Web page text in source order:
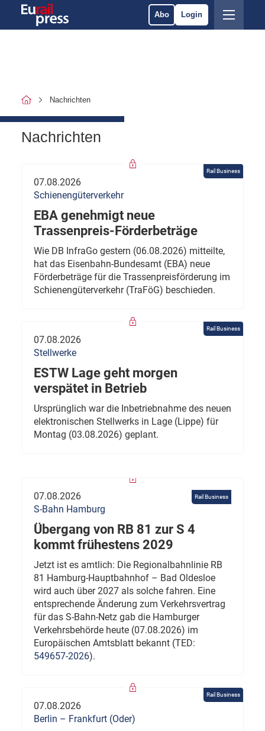
Abo Login
Nachrichten
Nachrichten
Rail Business
07.08.2026
Schienengüterverkehr
EBA genehmigt neue
Trassenpreis-Förderbeträge
Wie DB InfraGo gestern (06.08.2026) mitteilte,
hat das Eisenbahn-Bundesamt (EBA) neue
Förderbeträge für die Trassenpreisförderung im
Schienengüterverkehr (TraFöG) beschieden.
Rail Business
07.08.2026
Stellwerke
ESTW Lage geht morgen
verspätet in Betrieb
Ursprünglich war die Inbetriebnahme des neuen
elektronischen Stellwerks in Lage (Lippe) für
Montag (03.08.2026) geplant.
Rail Business
07.08.2026
S-Bahn Hamburg
Übergang von RB 81 zur S 4
kommt frühestens 2029
Jetzt ist es amtlich: Die Regionalbahnlinie RB
81 Hamburg-Hauptbahnhof – Bad Oldesloe
wird auch über 2027 als solche fahren. Eine
entsprechende Änderung zum Verkehrsvertrag
für das S-Bahn-Netz gab die Hamburger
Verkehrsbehörde heute (07.08.2026) im
Europäischen Amtsblatt bekannt (TED:
549657-2026).
Rail Business
07.08.2026
Berlin – Frankfurt (Oder)